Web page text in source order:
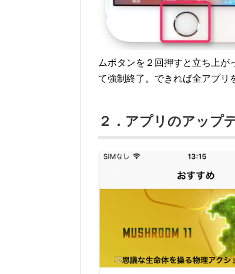
ムボタンを２回押すと立ち上
て強制終了。できれば全アプリ
２．アプリのアップ